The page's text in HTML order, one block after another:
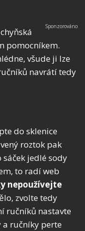
pomocníkem.
všude ji lze
navrátí tedy
do sklenice
roztok pak
jedlé sody
to radí web
nepoužívejte
zvolte tedy
ručníků nastavte
a ručníky perte